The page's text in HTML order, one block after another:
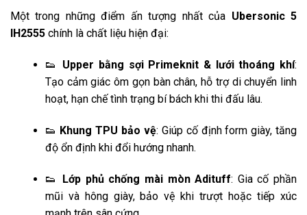
Một trong những điểm ấn tượng nhất của Ubersonic 5
IH2555 chính là chất liệu hiện đại:
👟 Upper bằng sợi Primeknit & lưới thoáng khí:
Tạo cảm giác ôm gọn bàn chân, hỗ trợ di chuyển linh
hoạt, hạn chế tình trạng bí bách khi thi đấu lâu.
👟 Khung TPU bảo vệ: Giúp cố định form giày, tăng
độ ổn định khi đổi hướng nhanh.
👟 Lớp phủ chống mài mòn Adituff: Gia cố phần
mũi và hông giày, bảo vệ khi trượt hoặc tiếp xúc